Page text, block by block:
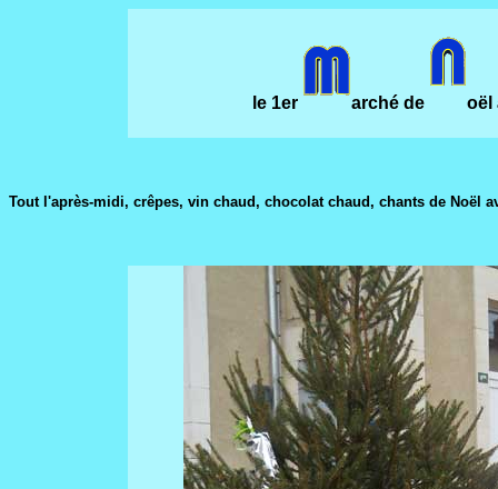
le 1er arché de oël
Tout l'après-midi, crêpes, vin chaud, chocolat chaud, chants de Noël